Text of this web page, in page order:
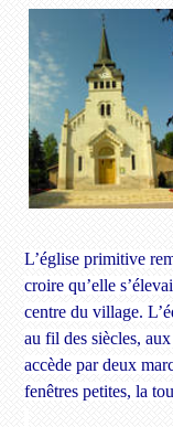
L’église primitive
croire qu’elle
centre du village.
au fil des siècles,
accède par deux
fenêtres petites, la